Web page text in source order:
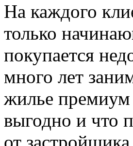
На каждого
только
покупается
много лет
жилье премиум
выгодно и что
от